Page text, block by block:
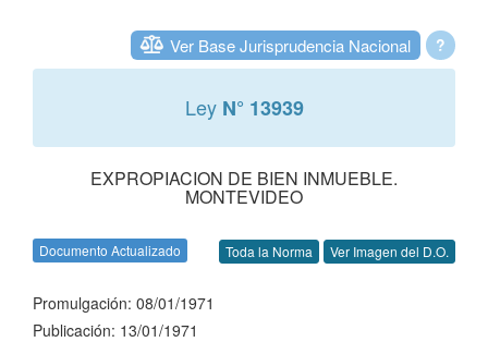
?
Ver Base Jurisprudencia Nacional
Ley N° 13939
EXPROPIACION DE BIEN INMUEBLE.
MONTEVIDEO
Documento Actualizado Toda la Norma Ver Imagen del D.O.
Promulgación: 08/01/1971
Publicación: 13/01/1971